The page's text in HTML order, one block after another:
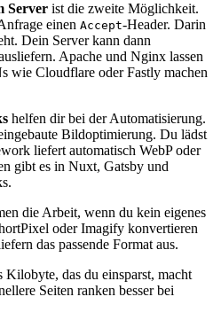
Server ist die zweite Möglichkeit.
einen Accept-Header. Darin
Dein Server kann dann
Apache und Nginx lassen
wie Cloudflare oder Fastly machen
helfen dir bei der Automatisierung.
Bildoptimierung. Du lädst
liefert automatisch WebP oder
gibt es in Nuxt, Gatsby und
die Arbeit, wenn du kein eigenes
oder Imagify konvertieren
das passende Format aus.
das du einsparst, macht
Seiten ranken besser bei